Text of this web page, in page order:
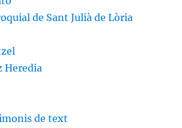
de Sant Julià de Lòria
Heredia
de text